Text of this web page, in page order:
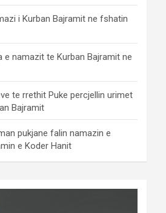
i Kurban Bajramit ne fshatin
e namazit te Kurban Bajramit ne
te rrethit Puke percjellin urimet
Bajramit
pukjane falin namazin e
e Koder Hanit